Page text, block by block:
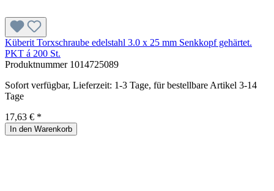
Küberit Torxschraube edelstahl 3.0 x 25 mm Senkkopf gehärtet.
PKT á 200 St.
Produktnummer 1014725089
Sofort verfügbar, Lieferzeit: 1-3 Tage, für bestellbare Artikel 3-14
Tage
17,63 € *
In den Warenkorb